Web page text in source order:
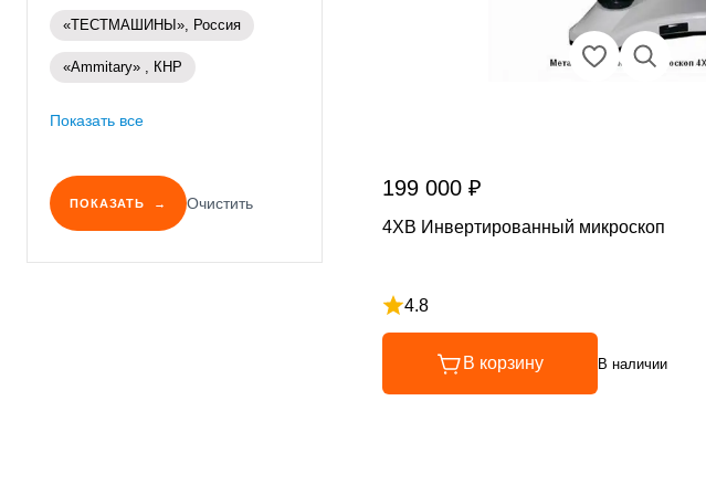
199 000 ₽
4XB Инвертированный микроскоп
4.8
Рейтинг 4.8 из 5
В корзину В наличии
«ТЕСТМАШИНЫ», Россия
«Ammitary» , КНР
Показать все
ПОКАЗАТЬ Очистить